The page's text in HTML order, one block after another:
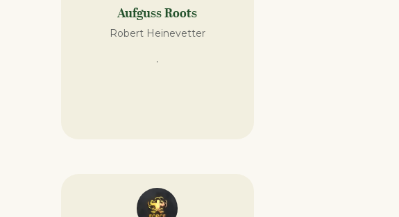
Aufguss Roots
Robert Heinevetter
.